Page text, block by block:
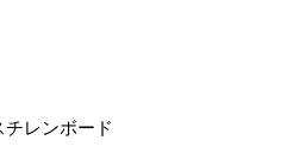
レンボード